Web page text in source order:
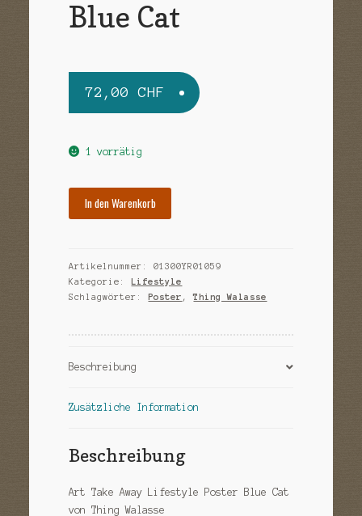
Sample Page
Widerrufsbelehrung
Zahlungsarten
Blue Cat
72,00CHF
1 vorrätig
In den Warenkorb
Artikelnummer:01300YR01059
Kategorie:Lifestyle
Schlagwörter:Poster ,Thing Walasse
Beschreibung
Zusätzliche Information
Beschreibung
Art Take Away Lifestyle Poster Blue Cat
von Thing Walasse